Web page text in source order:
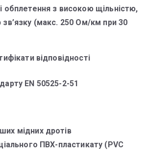
обплетення з високою щільністю,
зв’язку (макс. 250 Ом/км при 30
відповідності
EN 50525-2-51
мідних дротів
ПВХ-пластикату (PVC